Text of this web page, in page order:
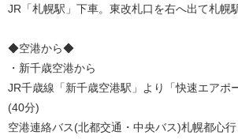
JR「札幌駅」下車。東改札口を右へ出て札幌
◆空港から◆
・新千歳空港から
JR千歳線「新千歳空港駅」より「快速エアポ
(40分)
空港連絡バス(北都交通・中央バス)札幌都心